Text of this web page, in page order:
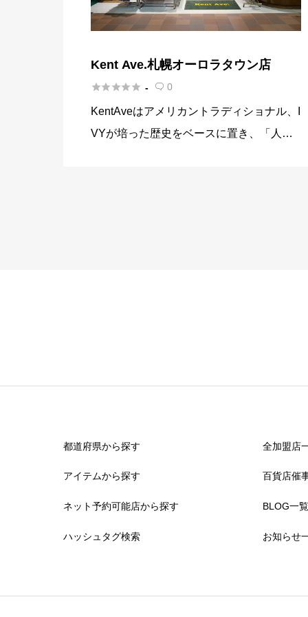
Kent Ave.札幌オーロラタウン店
 -  0
KentAveはアメリカントラディショナル、I
VYが培った歴史をベースに置き、「人生
都道府県から探す
アイテムから探す
ネット予約可能店から探す
ハッシュタグ検索
全加盟店
百貨店催
BLOG一
お知らせ